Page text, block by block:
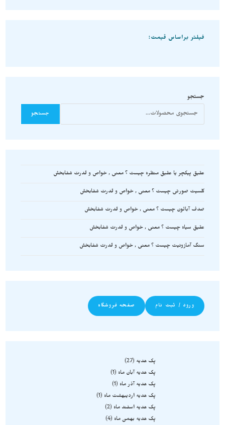
فیلتر براساس قیمت:
جستجو
جستجو
عقیق پیکچر یا عقیق منظره چیست ؟ معنی , خواص و قدرت شفابخش
کلسیت صورتی چیست ؟ معنی , خواص و قدرت شفابخش
صدف آبالون چیست ؟ معنی , خواص و قدرت شفابخش
عقیق سیاه چیست ؟ معنی , خواص و قدرت شفابخش
سنگ آمازونیت چیست ؟ معنی , خواص و قدرت شفابخش
ورود / ثبت نام صفحه فروشگاه
پک هدیه
27
پک هدیه آبان ماه
1
پک هدیه آذر ماه
1
پک هدیه اردیبهشت ماه
1
پک هدیه اسفند ماه
2
پک هدیه بهمن ماه
4